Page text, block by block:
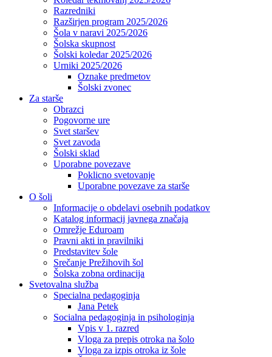
Razredniki
Razširjen program 2025/2026
Šola v naravi 2025/2026
Šolska skupnost
Šolski koledar 2025/2026
Urniki 2025/2026
Oznake predmetov
Šolski zvonec
Za starše
Obrazci
Pogovorne ure
Svet staršev
Svet zavoda
Šolski sklad
Uporabne povezave
Poklicno svetovanje
Uporabne povezave za starše
O šoli
Informacije o obdelavi osebnih podatkov
Katalog informacij javnega značaja
Omrežje Eduroam
Pravni akti in pravilniki
Predstavitev šole
Srečanje Prežihovih šol
Šolska zobna ordinacija
Svetovalna služba
Specialna pedagoginja
Jana Petek
Socialna pedagoginja in psihologinja
Vpis v 1. razred
Vloga za prepis otroka na šolo
Vloga za izpis otroka iz šole